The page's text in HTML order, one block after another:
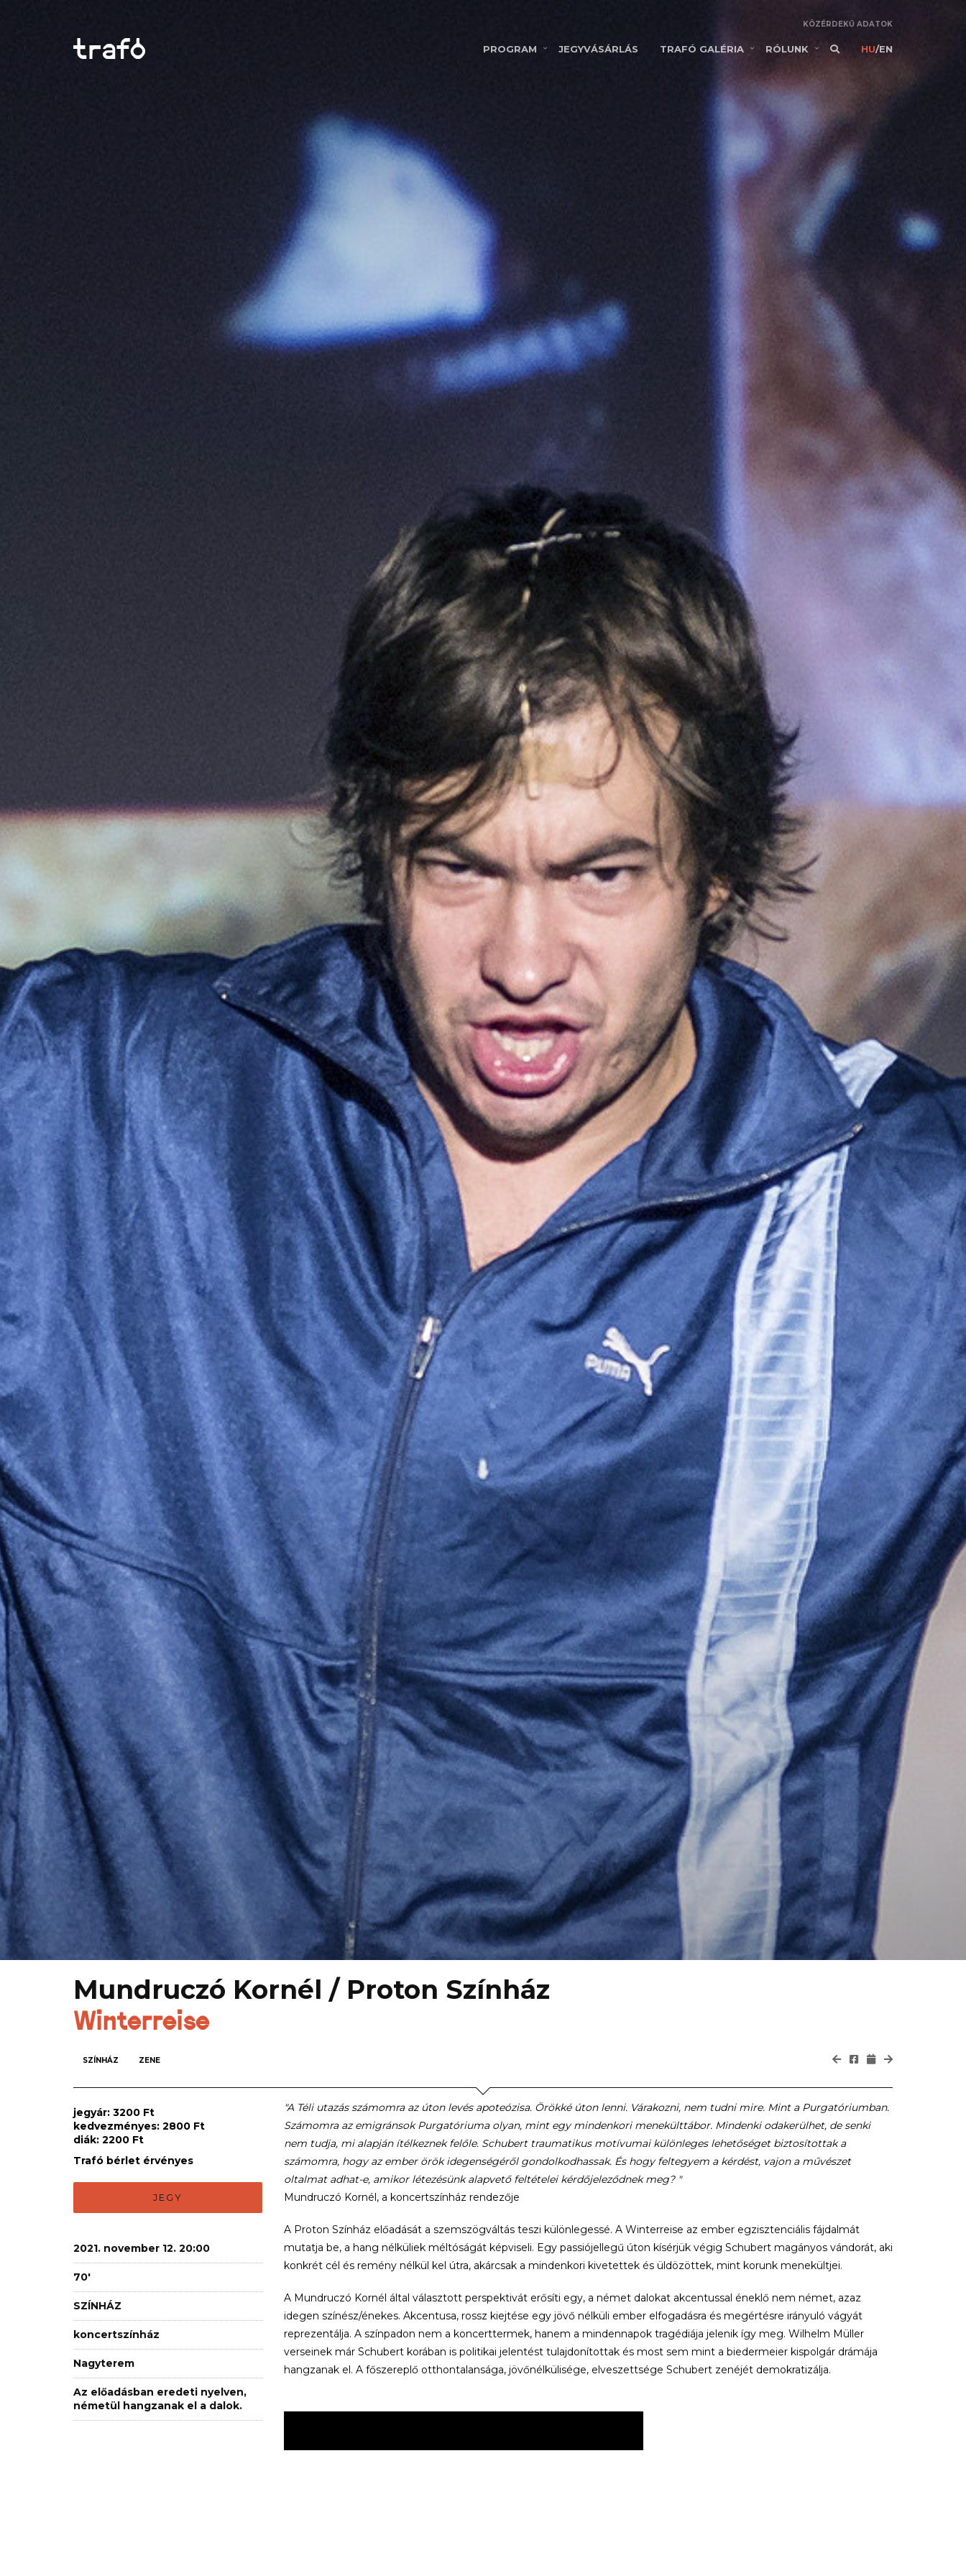
KÖZÉRDEKŰ ADATOK
PROGRAM JEGYVÁSÁRLÁS TRAFÓ GALÉRIA RÓLUNK HU/EN
Mundruczó Kornél / Proton Színház
Winterreise
SZÍNHÁZ ZENE
jegyár: 3200 Ft
kedvezményes: 2800 Ft
diák: 2200 Ft
Trafó bérlet érvényes
JEGY
2021. november 12. 20:00
70'
SZÍNHÁZ
koncertszínház
Nagyterem
Az előadásban eredeti nyelven,
németül hangzanak el a dalok.
"A Téli utazás számomra az úton levés apoteózisa. Örökké úton lenni. Várakozni, nem tudni mire. Mint a Purgatóriumban.
Számomra az emigránsok Purgatóriuma olyan, mint egy mindenkori menekülttábor. Mindenki odakerülhet, de senki
nem tudja, mi alapján ítélkeznek felőle. Schubert traumatikus motívumai különleges lehetőséget biztosítottak a
számomra, hogy az ember örök idegenségéről gondolkodhassak. És hogy feltegyem a kérdést, vajon a művészet
oltalmat adhat-e, amikor létezésünk alapvető feltételei kérdőjeleződnek meg? "
Mundruczó Kornél, a koncertszínház rendezője
A Proton Színház előadását a szemszögváltás teszi különlegessé. A Winterreise az ember egzisztenciális fájdalmát
mutatja be, a hang nélküliek méltóságát képviseli. Egy passiójellegű úton kísérjük végig Schubert magányos vándorát, aki
konkrét cél és remény nélkül kel útra, akárcsak a mindenkori kivetettek és üldözöttek, mint korunk menekültjei.
A Mundruczó Kornél által választott perspektivát erősíti egy, a német dalokat akcentussal éneklő nem német, azaz
idegen színész/énekes. Akcentusa, rossz kiejtése egy jövő nélküli ember elfogadásra és megértésre irányuló vágyát
reprezentálja. A színpadon nem a koncerttermek, hanem a mindennapok tragédiája jelenik így meg. Wilhelm Müller
verseinek már Schubert korában is politikai jelentést tulajdonítottak és most sem mint a biedermeier kispolgár drámája
hangzanak el. A főszereplő otthontalansága, jövőnélkülisége, elveszettsége Schubert zenéjét demokratizálja.